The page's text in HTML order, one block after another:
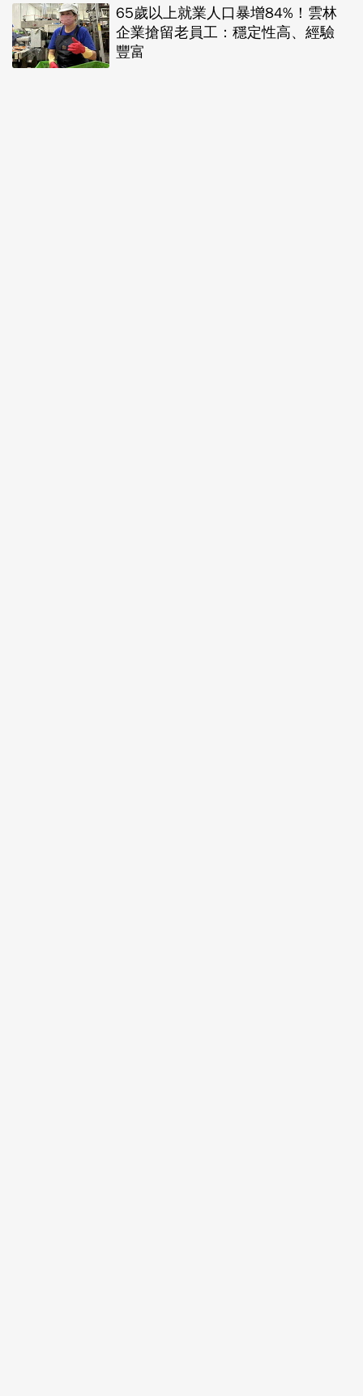
65歲以上就業人口暴增84%！雲林
企業搶留老員工：穩定性高、經驗
豐富